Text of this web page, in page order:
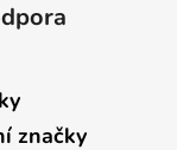
značky